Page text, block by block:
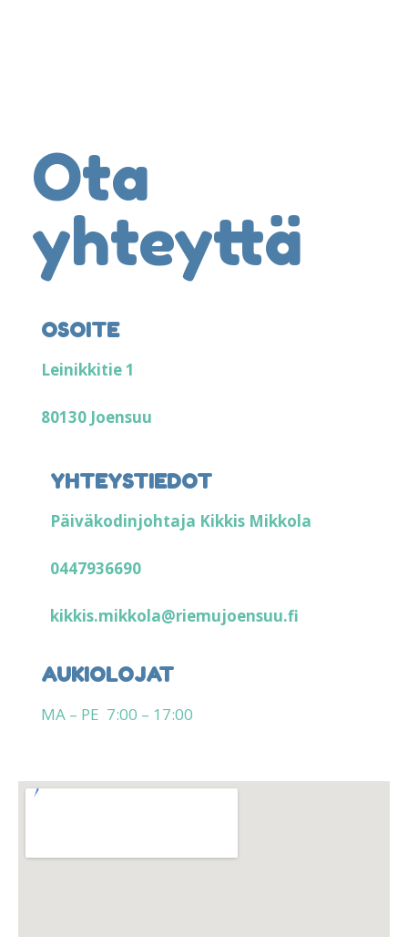
Ota
yhteyttä
OSOITE
Leinikkitie 1
80130 Joensuu
YHTEYSTIEDOT
Päiväkodinjohtaja Kikkis Mikkola
0447936690
kikkis.mikkola@riemujoensuu.fi
AUKIOLOJAT
MA – PE 7:00 – 17:00